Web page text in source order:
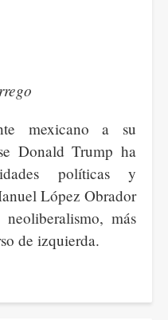
mexicano a su
Donald Trump ha
políticas y
López Obrador
más
de izquierda.